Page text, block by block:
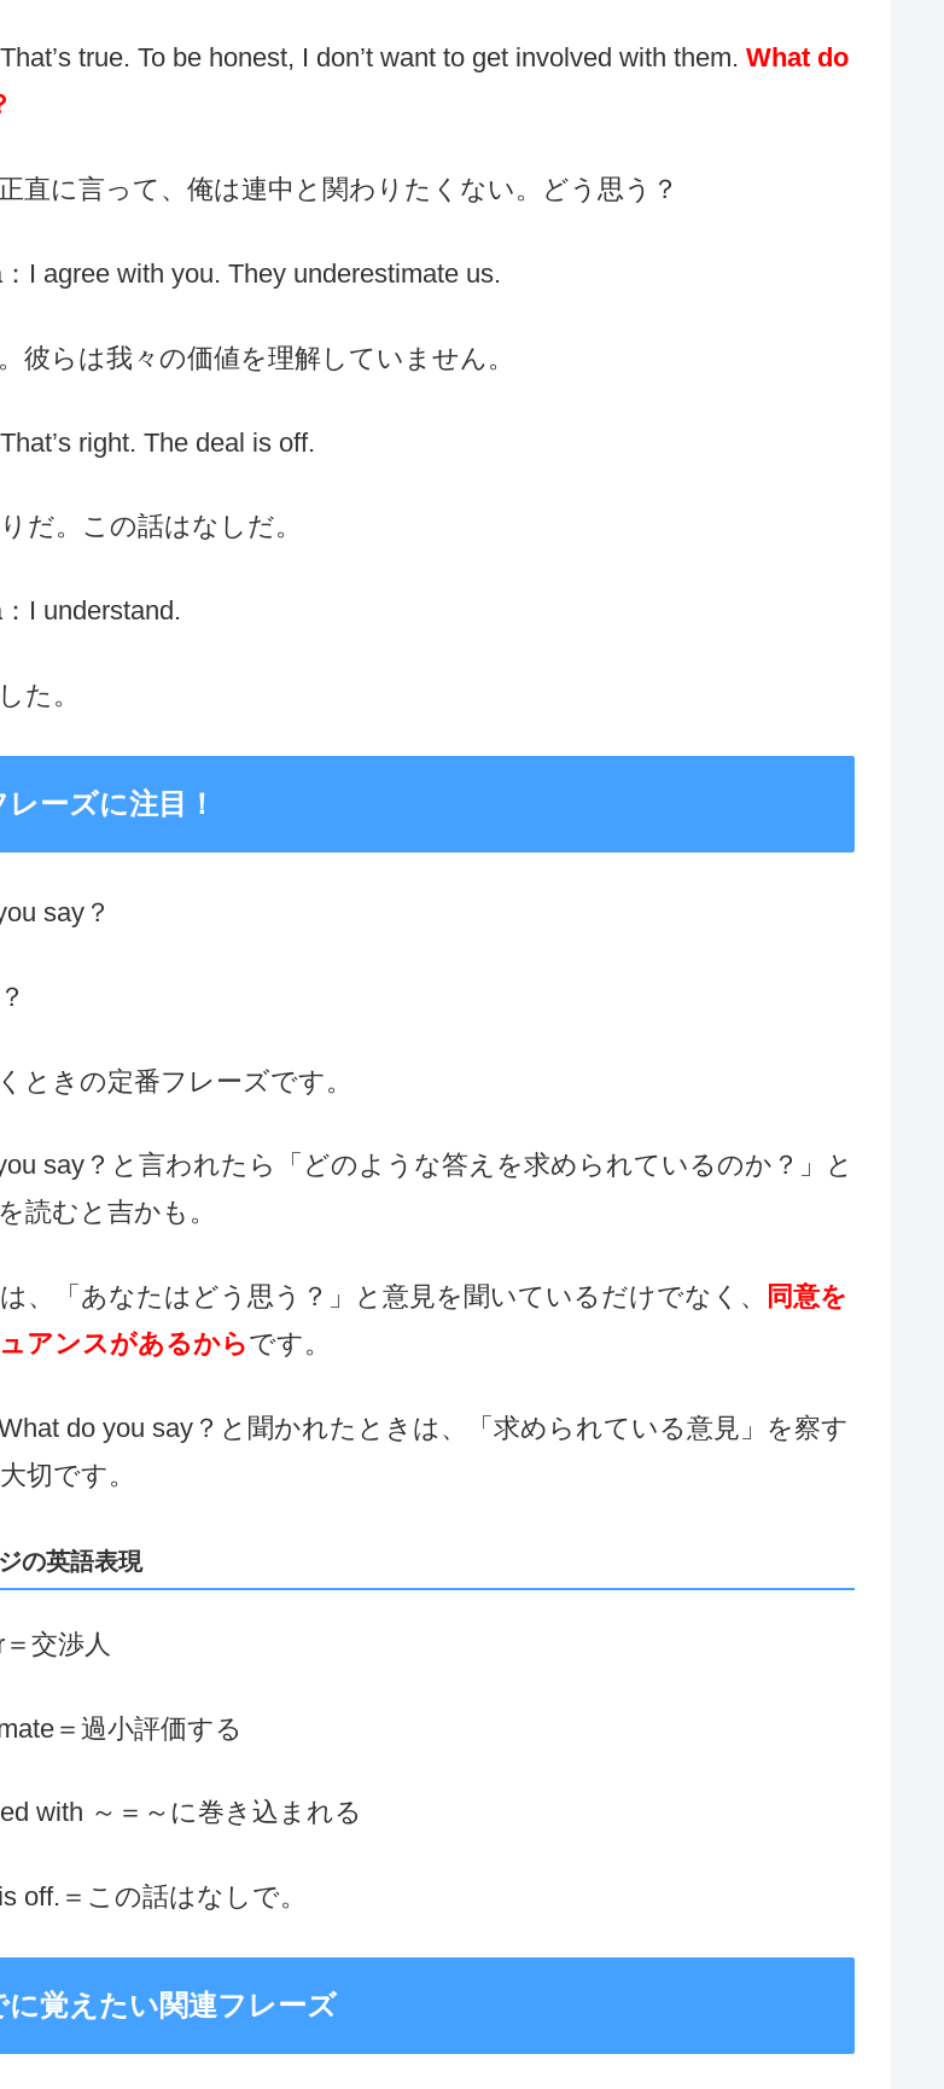
true. To be honest, I don’t want to get involved with them. What do
直に言って、俺は連中と関わりたくない。どう思う？
I agree with you. They underestimate us.
彼らは我々の価値を理解していません。
right. The deal is off.
だ。この話はなしだ。
I understand.
た。
ーズに注目！
say？
ときの定番フレーズです。
say？と言われたら「どのような答えを求められているのか？」と
読むと吉かも。
、「あなたはどう思う？」と意見を聞いているだけでなく、
同意を
アンスがあるからです。
do you say？と聞かれたときは、「求められている意見」を察す
切です。
の英語表現
交渉人
＝過小評価する
with ～＝～に巻き込まれる
off.＝この話はなしで。
に覚えたい関連フレーズ